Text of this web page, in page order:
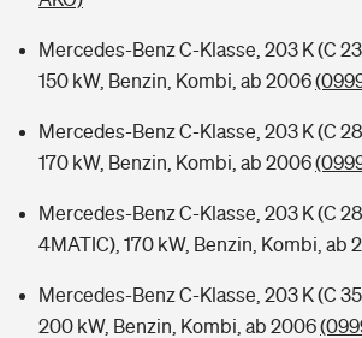
Mercedes-Benz C-Klasse, 203 K (C
150 kW, Benzin, Kombi, ab 2006
Mercedes-Benz C-Klasse, 203 K (C
170 kW, Benzin, Kombi, ab 2006
Mercedes-Benz C-Klasse, 203 K (C
4MATIC), 170 kW, Benzin, Kombi, ab
Mercedes-Benz C-Klasse, 203 K (C
200 kW, Benzin, Kombi, ab 2006